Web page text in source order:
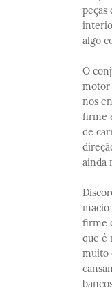
peças
algo
O
motor
nos
firme
de
ainda
macio
firme
que é
muito